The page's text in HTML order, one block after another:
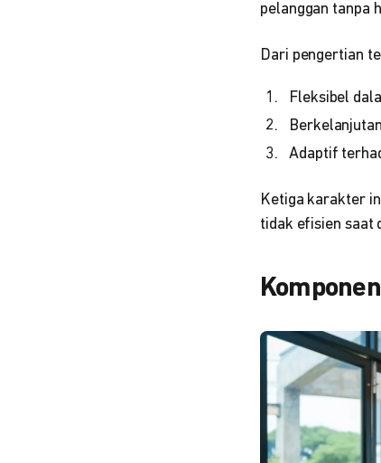
pelanggan tanpa
Dari pengertian
Fleksibel
Adaptif
Ketiga karakter
tidak efisien saat